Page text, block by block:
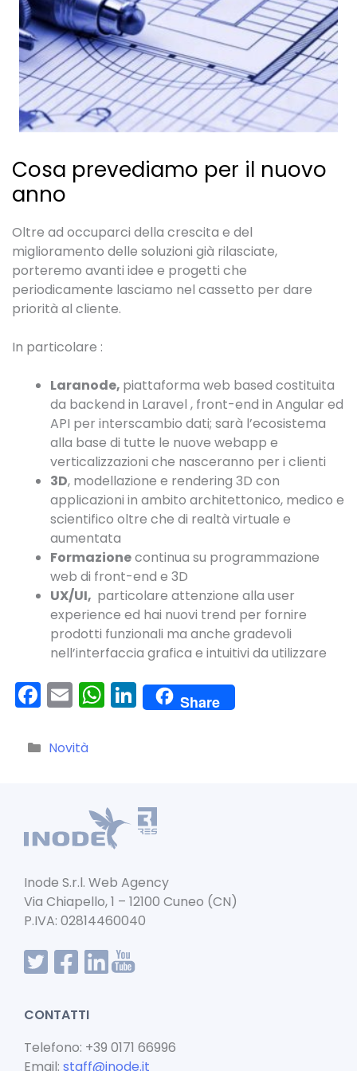
Cosa prevediamo per il nuovo
anno
Oltre ad occuparci della crescita e del
miglioramento delle soluzioni già rilasciate,
porteremo avanti idee e progetti che
periodicamente lasciamo nel cassetto per dare
priorità al cliente.
In particolare :
Laranode, piattaforma web based costituita
da backend in Laravel , front-end in Angular ed
API per interscambio dati; sarà l’ecosistema
alla base di tutte le nuove webapp e
verticalizzazioni che nasceranno per i clienti
3D, modellazione e rendering 3D con
applicazioni in ambito architettonico, medico e
scientifico oltre che di realtà virtuale e
aumentata
Formazionecontinua su programmazione
web di front-end e 3D
UX/UI, particolare attenzione alla user
experience ed hai nuovi trend per fornire
prodotti funzionali ma anche gradevoli
nell’interfaccia grafica e intuitivi da utilizzare
F
c
o
o
k
E
ai
W
p
p
Li
n
n
Share
Categorie
Novità
Inode S.r.l. Web Agency
Via Chiapello, 1 – 12100 Cuneo (CN)
P.IVA: 02814460040
CONTATTI
Telefono: +39 0171 66996
Email: staff@inode.it